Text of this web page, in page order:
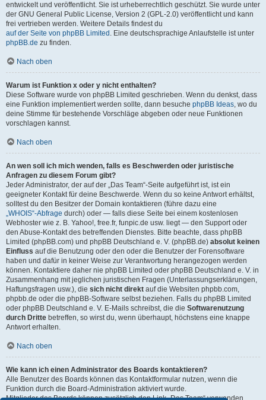
entwickelt und veröffentlicht. Sie ist urheberrechtlich geschützt. Sie wurde unter
der GNU General Public License, Version 2 (GPL-2.0) veröffentlicht und kann
frei vertrieben werden. Weitere Details findest du
auf der Seite von phpBB Limited . Eine deutschsprachige Anlaufstelle ist unter
phpBB.de zu finden.
Nach oben
Warum ist Funktion x oder y nicht enthalten?
Diese Software wurde von phpBB Limited geschrieben. Wenn du denkst, dass
eine Funktion implementiert werden sollte, dann besuche phpBB Ideas, wo du
deine Stimme für bestehende Vorschläge abgeben oder neue Funktionen
vorschlagen kannst.
Nach oben
An wen soll ich mich wenden, falls es Beschwerden oder juristische
Anfragen zu diesem Forum gibt?
Jeder Administrator, der auf der „Das Team“-Seite aufgeführt ist, ist ein
geeigneter Kontakt für deine Beschwerde. Wenn du so keine Antwort erhältst,
solltest du den Besitzer der Domain kontaktieren (führe dazu eine
„WHOIS“-Abfrage durch) oder — falls diese Seite bei einem kostenlosen
Webhoster wie z. B. Yahoo!, free.fr, funpic.de usw. liegt — den Support oder
den Abuse-Kontakt des betreffenden Dienstes. Bitte beachte, dass phpBB
Limited (phpBB.com) und phpBB Deutschland e. V. (phpBB.de) absolut keinen
Einfluss auf die Benutzung oder den oder die Benutzer der Forensoftware
haben und dafür in keiner Weise zur Verantwortung herangezogen werden
können. Kontaktiere daher nie phpBB Limited oder phpBB Deutschland e. V. in
Zusammenhang mit jeglichen juristischen Fragen (Unterlassungserklärungen,
Haftungsfragen usw.), die sich nicht direkt auf die Websiten phpbb.com,
phpbb.de oder die phpBB-Software selbst beziehen. Falls du phpBB Limited
oder phpBB Deutschland e. V. E-Mails schreibst, die die Softwarenutzung
durch Dritte betreffen, so wirst du, wenn überhaupt, höchstens eine knappe
Antwort erhalten.
Nach oben
Wie kann ich einen Administrator des Boards kontaktieren?
Alle Benutzer des Boards können das Kontaktformular nutzen, wenn die
Funktion durch die Board-Administration aktiviert wurde.
Mitglieder des Boards können zusätzlich den Link „Das Team“ verwenden.